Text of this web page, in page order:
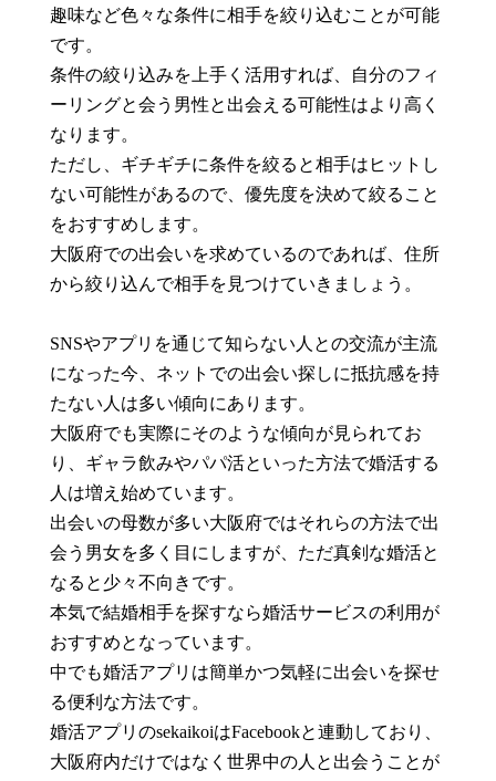
趣味など色々な条件に相手を絞り込むことが可能
です。
条件の絞り込みを上手く活用すれば、自分のフィ
ーリングと会う男性と出会える可能性はより高く
なります。
ただし、ギチギチに条件を絞ると相手はヒットし
ない可能性があるので、優先度を決めて絞ること
をおすすめします。
大阪府での出会いを求めているのであれば、住所
から絞り込んで相手を見つけていきましょう。
SNSやアプリを通じて知らない人との交流が主流
になった今、ネットでの出会い探しに抵抗感を持
たない人は多い傾向にあります。
大阪府でも実際にそのような傾向が見られてお
り、ギャラ飲みやパパ活といった方法で婚活する
人は増え始めています。
出会いの母数が多い大阪府ではそれらの方法で出
会う男女を多く目にしますが、ただ真剣な婚活と
なると少々不向きです。
本気で結婚相手を探すなら婚活サービスの利用が
おすすめとなっています。
中でも婚活アプリは簡単かつ気軽に出会いを探せ
る便利な方法です。
婚活アプリのsekaikoiはFacebookと連動しており、
大阪府内だけではなく世界中の人と出会うことが